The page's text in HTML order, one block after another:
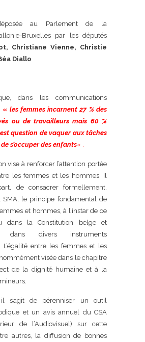
au Parlement de la
Bruxelles par les députés
Christiane Vienne, Christie
Diallo
dans les communications
« les femmes incarnent 27 % des
ou de travailleurs mais 60 %
question de vaquer aux tâches
s’occuper des enfants« .
vise à renforcer l’attention portée
les femmes et les hommes. Il
de consacrer formellement,
SMA, le principe fondamental de
et hommes, à l’instar de ce
dans la Constitution belge et
dans divers instruments
L’égalité entre les femmes et les
visée dans le chapitre
de la dignité humaine et à la
il s’agit de pérenniser un outil
et un avis annuel du CSA
de l’Audiovisuel) sur cette
autres, la diffusion de bonnes